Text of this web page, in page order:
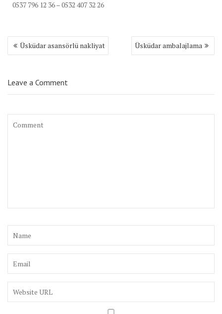
0537 796 12 36 – 0532 407 32 26
Yazı
dolaşımı
Üsküdar asansörlü nakliyat Üsküdar ambalajlama
Leave a Comment